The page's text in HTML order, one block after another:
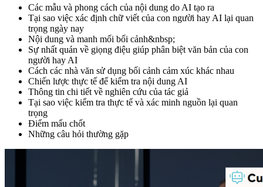
Các mẫu và phong cách của nội dung do AI tạo ra
Tại sao việc xác định chữ viết của con người hay AI lại quan
trọng ngày nay
Nội dung và manh mối bối cảnh&nbsp;
Sự nhất quán về giọng điệu giúp phân biệt văn bản của con
người hay AI
Cách các nhà văn sử dụng bối cảnh cảm xúc khác nhau
Chiến lược thực tế để kiểm tra nội dung AI
Thông tin chi tiết về nghiên cứu của tác giả
Tại sao việc kiểm tra thực tế và xác minh nguồn lại quan
trọng
Điểm mấu chốt
Những câu hỏi thường gặp